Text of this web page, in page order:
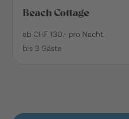
Beach Cottage
ab CHF 130.- pro Nacht
bis 3 Gäste